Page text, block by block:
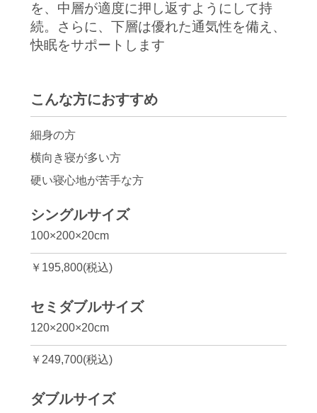
を、中層が適度に押し返すようにして持
続。さらに、下層は優れた通気性を備え、
快眠をサポートします
こんな方におすすめ
細身の方
横向き寝が多い方
硬い寝心地が苦手な方
シングルサイズ
100×200×20cm
￥195,800(税込)
セミダブルサイズ
120×200×20cm
￥249,700(税込)
ダブルサイズ